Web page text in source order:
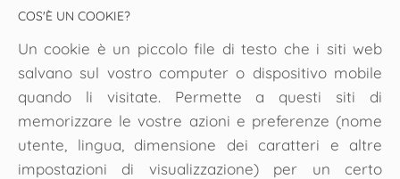
COS'È UN COOKIE?
Un cookie è un piccolo file di testo che i siti web
salvano sul vostro computer o dispositivo mobile
quando li visitate. Permette a questi siti di
memorizzare le vostre azioni e preferenze (nome
utente, lingua, dimensione dei caratteri e altre
impostazioni di visualizzazione) per un certo